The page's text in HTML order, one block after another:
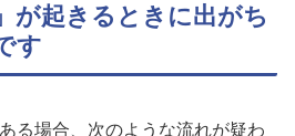
が起きるときに出がち
す
る場合、次のような流れが疑わ